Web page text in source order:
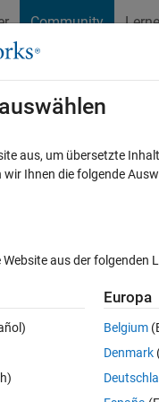
Community
Cody
Durchsuchen
distributions
overlaying
aus, um übersetzte
Ihnen die folgende
Website aus der folgenden
Europa
Belgium
Denmark